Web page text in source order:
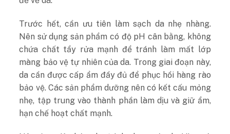
Trước hết, cần ưu tiên làm sạch da nhẹ nhàng.
Nên sử dụng sản phẩm có độ pH cân bằng, không
chứa chất tẩy rửa mạnh để tránh làm mất lớp
màng bảo vệ tự nhiên của da. Trong giai đoạn này,
da cần được cấp ẩm đầy đủ để phục hồi hàng rào
bảo vệ. Các sản phẩm dưỡng nên có kết cấu mỏng
nhẹ, tập trung vào thành phần làm dịu và giữ ẩm,
hạn chế hoạt chất mạnh.